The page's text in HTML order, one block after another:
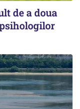
de a doua